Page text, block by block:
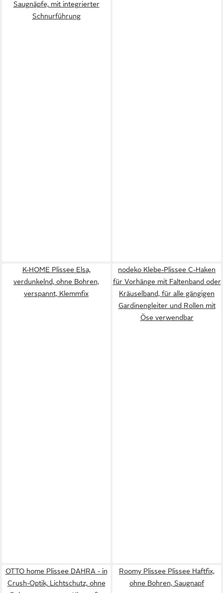
Saugnäpfe, mit integrierter
Schnurführung
K-HOME Plissee Elsa,
verdunkelnd, ohne Bohren,
verspannt, Klemmfix
nodeko Klebe-Plissee C-Haken
für Vorhänge mit Faltenband oder
Kräuselband, für alle gängigen
Gardinengleiter und Rollen mit
Öse verwendbar
OTTO home Plissee DAHRA - in
Crush-Optik, Lichtschutz, ohne
Roomy Plissee Plissee Haftfix,
ohne Bohren, Saugnapf